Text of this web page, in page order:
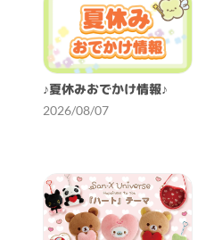
♪夏休みおでかけ情報♪
2026/08/07